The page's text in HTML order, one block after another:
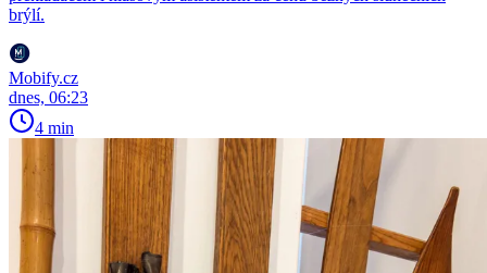
brýlí.
Mobify.cz
dnes, 06:23
4 min